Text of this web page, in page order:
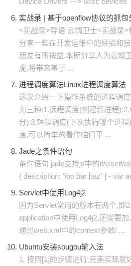
实战录 | 基于openflow协议的抓包
<实战录>导语 云端卫士<实战录
分享一些在开发运维中的经验和
朋友有所裨益.本期分享人为云端
虎,将带来基于 ...
进程调度算法Linux进程调度算法
这次介绍一下操作系统的进程调
为三种:1.远程调度(创建新进程
分):3.短程调度(下次执行哪个进
度,可以简单的看作咱们平 ...
Jade之条件语句
条件语句 jade支持js中的if/elseif/
{ description: 'foo bar baz' } - var
Servlet中使用Log4j2
因为Servlet常用的版本有两个,即
application中使用Log4j2,还需要
通过web.xml中的context参数l ...
Ubuntu安装sougou输入法
1. 按照[1]的步骤进行,完美实现就